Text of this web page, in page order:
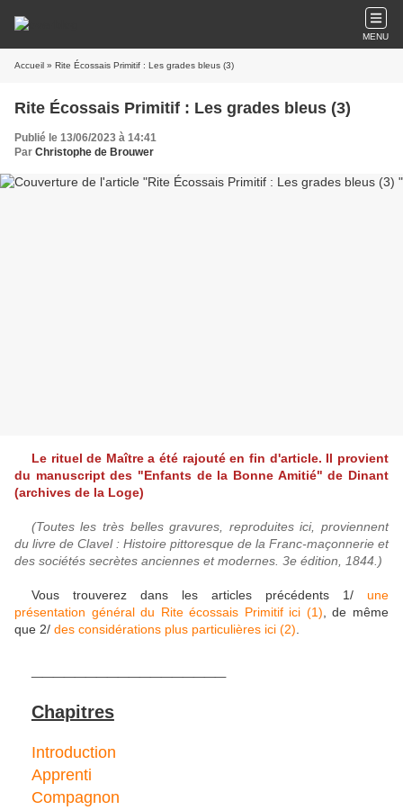
MENU
Accueil » Rite Écossais Primitif : Les grades bleus (3)
Rite Écossais Primitif : Les grades bleus (3)
Publié le 13/06/2023 à 14:41
Par Christophe de Brouwer
Le rituel de Maître a été rajouté en fin d'article. Il provient
du manuscript des "Enfants de la Bonne Amitié" de Dinant
(archives de la Loge)
(Toutes les très belles gravures, reproduites ici, proviennent
du livre de Clavel : Histoire pittoresque de la Franc-maçonnerie et
des sociétés secrètes anciennes et modernes. 3e édition, 1844.)
Vous trouverez dans les articles précédents 1/ une
présentation général du Rite écossais Primitif ici (1) , de même
que 2/ des considérations plus particulières ici (2)
Chapitres
Introduction
Apprenti
Compagnon